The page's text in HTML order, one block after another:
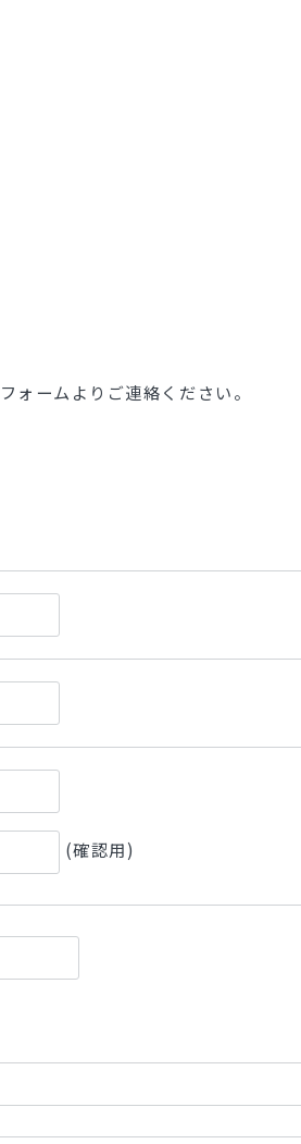
ォームよりご連絡ください。
(確認用)